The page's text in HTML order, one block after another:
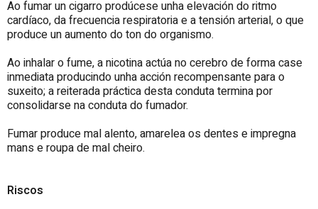
Ao fumar un cigarro prodúcese unha elevación do ritmo
cardíaco, da frecuencia respiratoria e a tensión arterial, o que
produce un aumento do ton do organismo.
Ao inhalar o fume, a nicotina actúa no cerebro de forma case
inmediata producindo unha acción recompensante para o
suxeito; a reiterada práctica desta conduta termina por
consolidarse na conduta do fumador.
Fumar produce mal alento, amarelea os dentes e impregna
mans e roupa de mal cheiro.
Riscos